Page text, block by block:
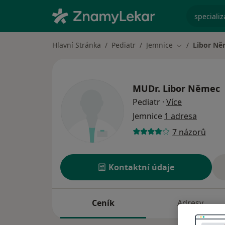
Hlavní Stránka Pediatr Jemnice Změna města
Libor
MUDr. Libor Němec
Pediatr · Více
Jemnice 1 adresa
7 názorů
Kontaktní údaje
Ceník Adresy